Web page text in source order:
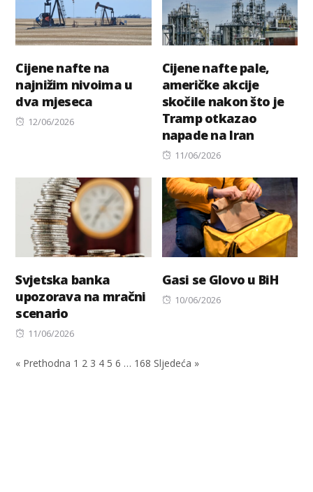
Cijene nafte na
najnižim nivoima u
dva mjeseca
Posted
12/06/2026
Cijene nafte pale,
američke akcije
skočile nakon što je
Tramp otkazao
napade na Iran
Posted
11/06/2026
Svjetska banka
upozorava na mračni
scenario
Posted
11/06/2026
Gasi se Glovo u BiH
Posted
10/06/2026
« Prethodna 1 2 3 4 5 6 … 168 Sljedeća »